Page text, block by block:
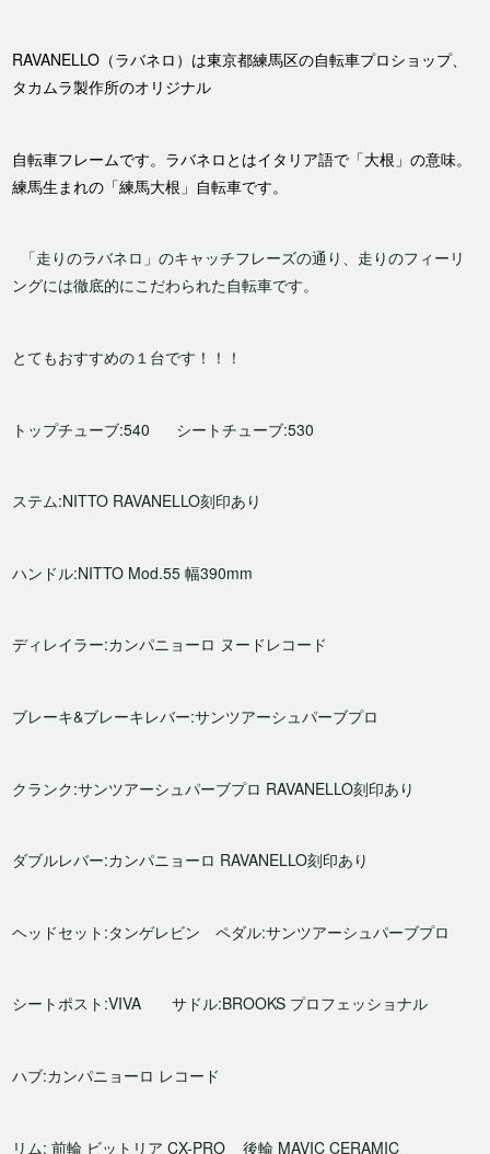
RAVANELLO（ラバネロ）は東京都練馬区の自転車プロショップ、
タカムラ製作所のオリジナル
自転車フレームです。ラバネロとはイタリア語で「大根」の意味。
練馬生まれの「練馬大根」自転車です。
「走りのラバネロ」のキャッチフレーズの通り、走りのフィーリ
ングには徹底的にこだわられた自転車です。
とてもおすすめの１台です！！！
トップチューブ:540 シートチューブ:530
ステム:NITTO RAVANELLO刻印あり
ハンドル:NITTO Mod.55 幅390mm
ディレイラー:カンパニョーロ ヌードレコード
ブレーキ&ブレーキレバー:サンツアーシュパーブプロ
クランク:サンツアーシュパーブプロ RAVANELLO刻印あり
ダブルレバー:カンパニョーロ RAVANELLO刻印あり
ヘッドセット:タンゲレビン ペダル:サンツアーシュパーブプロ
シートポスト:VIVA サドル:BROOKS プロフェッショナル
ハブ:カンパニョーロ レコード
リム: 前輪 ビットリア CX-PRO 後輪 MAVIC CERAMIC